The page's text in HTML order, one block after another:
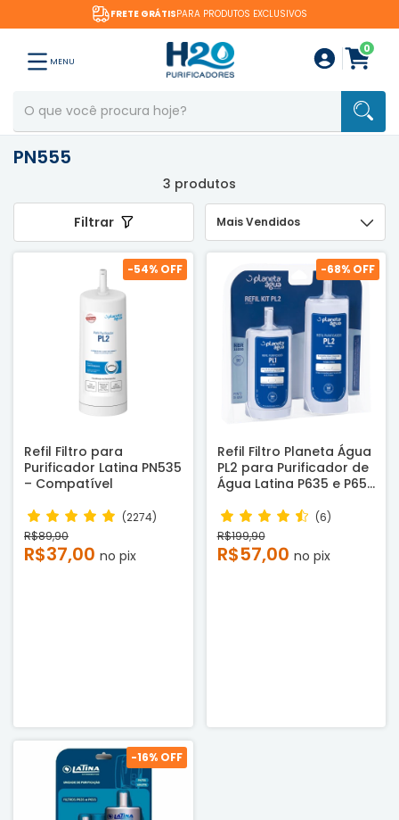
FRETE GRÁTISPARA PRODUTOS EXCLUSIVOS
MENU
0
PN555
3 produtos
Filtrar
-54% OFF
Refil Filtro para
Purificador Latina PN535
– Compatível
(2274)
R$89,90
R$37,00 no pix
-68% OFF
Refil Filtro Planeta Água
PL2 para Purificador de
Água Latina P635 e P655
(6)
R$199,90
R$57,00 no pix
-16% OFF